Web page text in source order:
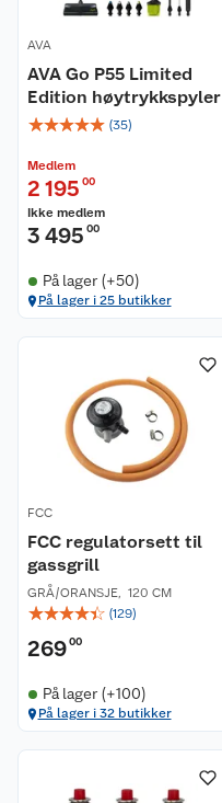
AVA
AVA Go P55 Limited
Edition høytrykkspyler
☆☆☆☆☆ (35)
Medlem
2 195 00
Ikke medlem
3 495 00
På lager (+50)
På lager i 25 butikker
FCC
FCC regulatorsett til
gassgrill
GRÅ/ORANSJE, 120 CM
☆☆☆☆☆ (129)
26900
På lager (+100)
På lager i 32 butikker